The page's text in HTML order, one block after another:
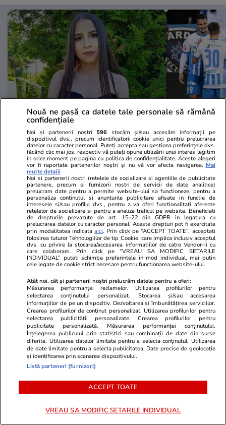
ZiaruldeIasi.ro
Motivul interesant pentru care o
elevă din rural cu o medie de top
la Evaluarea Națională a ales un
liceu tehnologic. „Este o
nebuloasă și pentru noi”
Veste bună
Craiova:
KuPS
ULTIMELE ȘTIRI
Stiri Mondene 10:37
Carmen Brumă explică de ce nu s-a îngrășat în
vacanță: „Am mâncat desert în fiecare zi, fără
să mă simt vinovată”
Politică 10:32
Marius Lazurca s-a întâlnit cu subsecretarul
american al Apărării, Elbridge Colby: România,
pilon-cheie în noua doctrină „NATO 3.0”
Siemens modernizează 560 km de cale ferată
Nouă ne pasă ca datele tale personale să rămână
confidențiale
Noi și partenerii noștri 596 stocăm și/sau accesăm informații pe
dispozitivul dvs., precum identificatorii cookie unici pentru prelucrarea
datelor cu caracter personal. Puteți accepta sau gestiona preferințele dvs.
făcând clic mai jos, respectiv vă puteți opune utilizării unui interes legitim
în orice moment pe pagina cu politica de confidențialitate. Aceste alegeri
vor fi raportate partenerilor noștri și nu vă vor afecta navigarea. Mai
multe detalii
Noi si partenerii nostri (retelele de socializare si agentiile de publicitate
partenere, precum si furnizorii nostri de servicii de date analitice)
prelucram date pentru a permite website-ului sa functioneze, pentru a
personaliza continutul si anunturile publicitare afisate in functie de
interesele si/sau profilul dvs., pentru a va oferi functionalitati aferente
retelelor de socializare si pentru a analiza traficul pe website. Beneficiati
de drepturile prevazute de art. 15-22 din GDPR in legatura cu
prelucrarea datelor cu caracter personal. Aceste drepturi pot fi exercitate
prin modalitatea indicataaici. Prin click pe “ACCEPT TOATE”, acceptati
folosirea tuturor Tehnologiilor de tip Cookie, care implica inclusiv acceptul
dvs. cu privire la stocarea/accesarea informatiilor de catre Vendor-ii cu
care colaboram. Prin click pe “VREAU SA MODIFIC SETARILE
INDIVIDUAL” puteti schimba preferintele in mod individual, mai putin
cele legate de cookie strict necesare pentru functionarea website-ului.
Atât noi, cât și partenerii noștri prelucrăm datele pentru a oferi:
Măsurarea performanței reclamelor. Utilizarea profilurilor pentru
selectarea conținutului personalizat. Stocarea și/sau accesarea
informațiilor de pe un dispozitiv. Dezvoltarea și îmbunătățirea serviciilor.
Crearea profilurilor de conținut personalizat. Utilizarea profilurilor pentru
selectarea publicității personalizate. Crearea profilurilor pentru
publicitate personalizată. Măsurarea performanței conținutului.
Înțelegerea publicului prin statistici sau combinații de date din surse
diferite. Utilizarea datelor limitate pentru a selecta conținutul. Utilizarea
de date limitate pentru a selecta publicitatea. Date precise de geolocație
și identificarea prin scanarea dispozitivului.
Listă parteneri (furnizori)
ACCEPT TOATE
VREAU SA MODIFIC SETARILE INDIVIDUAL